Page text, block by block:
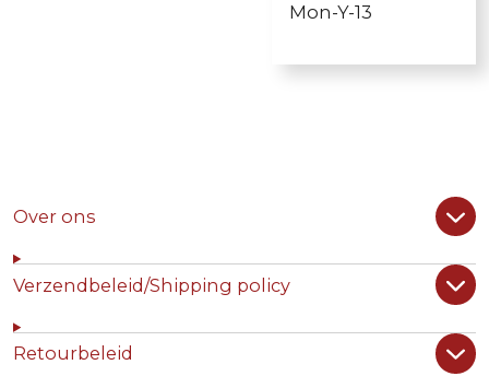
Mon-Y-13
Over ons
Verzendbeleid/Shipping policy
Retourbeleid